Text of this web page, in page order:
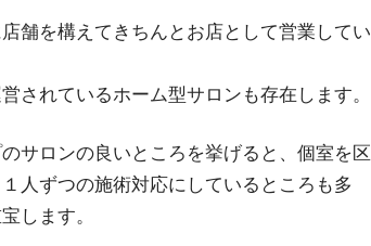
舗を構えてきちんとお店として営業してい
されているホーム型サロンも存在します。
サロンの良いところを挙げると、個室を区
人ずつの施術対応にしているところも多
します。